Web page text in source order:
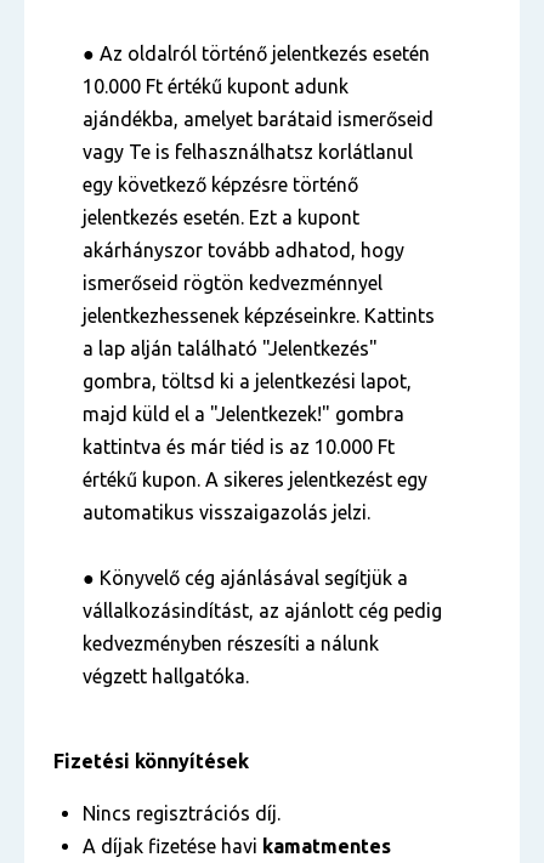
● Az oldalról történő jelentkezés esetén
10.000 Ft értékű kupont adunk
ajándékba, amelyet barátaid ismerőseid
vagy Te is felhasználhatsz korlátlanul
egy következő képzésre történő
jelentkezés esetén. Ezt a kupont
akárhányszor tovább adhatod, hogy
ismerőseid rögtön kedvezménnyel
jelentkezhessenek képzéseinkre. Kattints
a lap alján található "Jelentkezés"
gombra, töltsd ki a jelentkezési lapot,
majd küld el a "Jelentkezek!" gombra
kattintva és már tiéd is az 10.000 Ft
értékű kupon. A sikeres jelentkezést egy
automatikus visszaigazolás jelzi.
● Könyvelő cég ajánlásával segítjük a
vállalkozásindítást, az ajánlott cég pedig
kedvezményben részesíti a nálunk
végzett hallgatóka.
Fizetési könnyítések
Nincs regisztrációs díj.
A díjak fizetése havi kamatmentes